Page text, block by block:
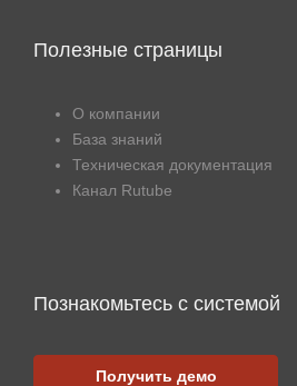
Полезные страницы
О компании
База знаний
Техническая документация
Канал Rutube
Познакомьтесь с системой
Получить демо